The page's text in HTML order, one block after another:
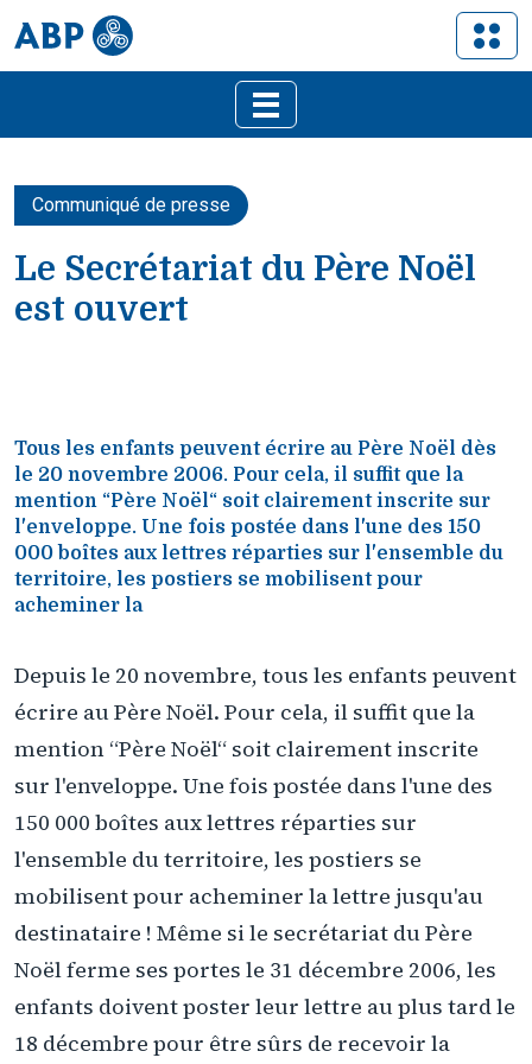
Communiqué de presse
Le Secrétariat du Père Noël
est ouvert
Tous les enfants peuvent écrire au Père Noël dès
le 20 novembre 2006. Pour cela, il suffit que la
mention “Père Noël“ soit clairement inscrite sur
l'enveloppe. Une fois postée dans l'une des 150
000 boîtes aux lettres réparties sur l'ensemble du
territoire, les postiers se mobilisent pour
acheminer la
Depuis le 20 novembre, tous les enfants peuvent
écrire au Père Noël. Pour cela, il suffit que la
mention “Père Noël“ soit clairement inscrite
sur l'enveloppe. Une fois postée dans l'une des
150 000 boîtes aux lettres réparties sur
l'ensemble du territoire, les postiers se
mobilisent pour acheminer la lettre jusqu'au
destinataire ! Même si le secrétariat du Père
Noël ferme ses portes le 31 décembre 2006, les
enfants doivent poster leur lettre au plus tard le
18 décembre pour être sûrs de recevoir la